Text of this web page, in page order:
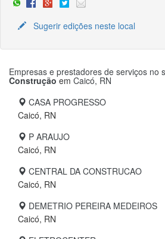
Sugerir edições neste local
Empresas e prestadores de serviços no
Construção em Caicó, RN
CASA PROGRESSO
Caicó, RN
P ARAUJO
Caicó, RN
CENTRAL DA CONSTRUCAO
Caicó, RN
DEMETRIO PEREIRA MEDEIROS
Caicó, RN